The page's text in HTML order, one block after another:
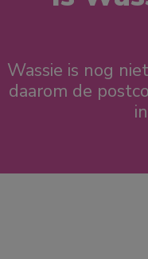
Wassie is nog
daarom de